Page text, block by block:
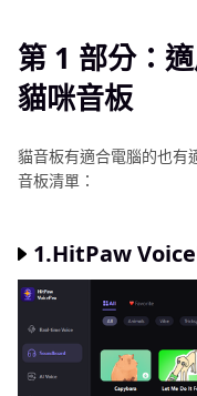
第 2 部分：3 個好用
第 3 部分：2 個適用
第 4 部分：貓咪音
第 1 部分：
貓咪音板
貓音板有適合電腦的也有
音板清單：
1.HitPaw